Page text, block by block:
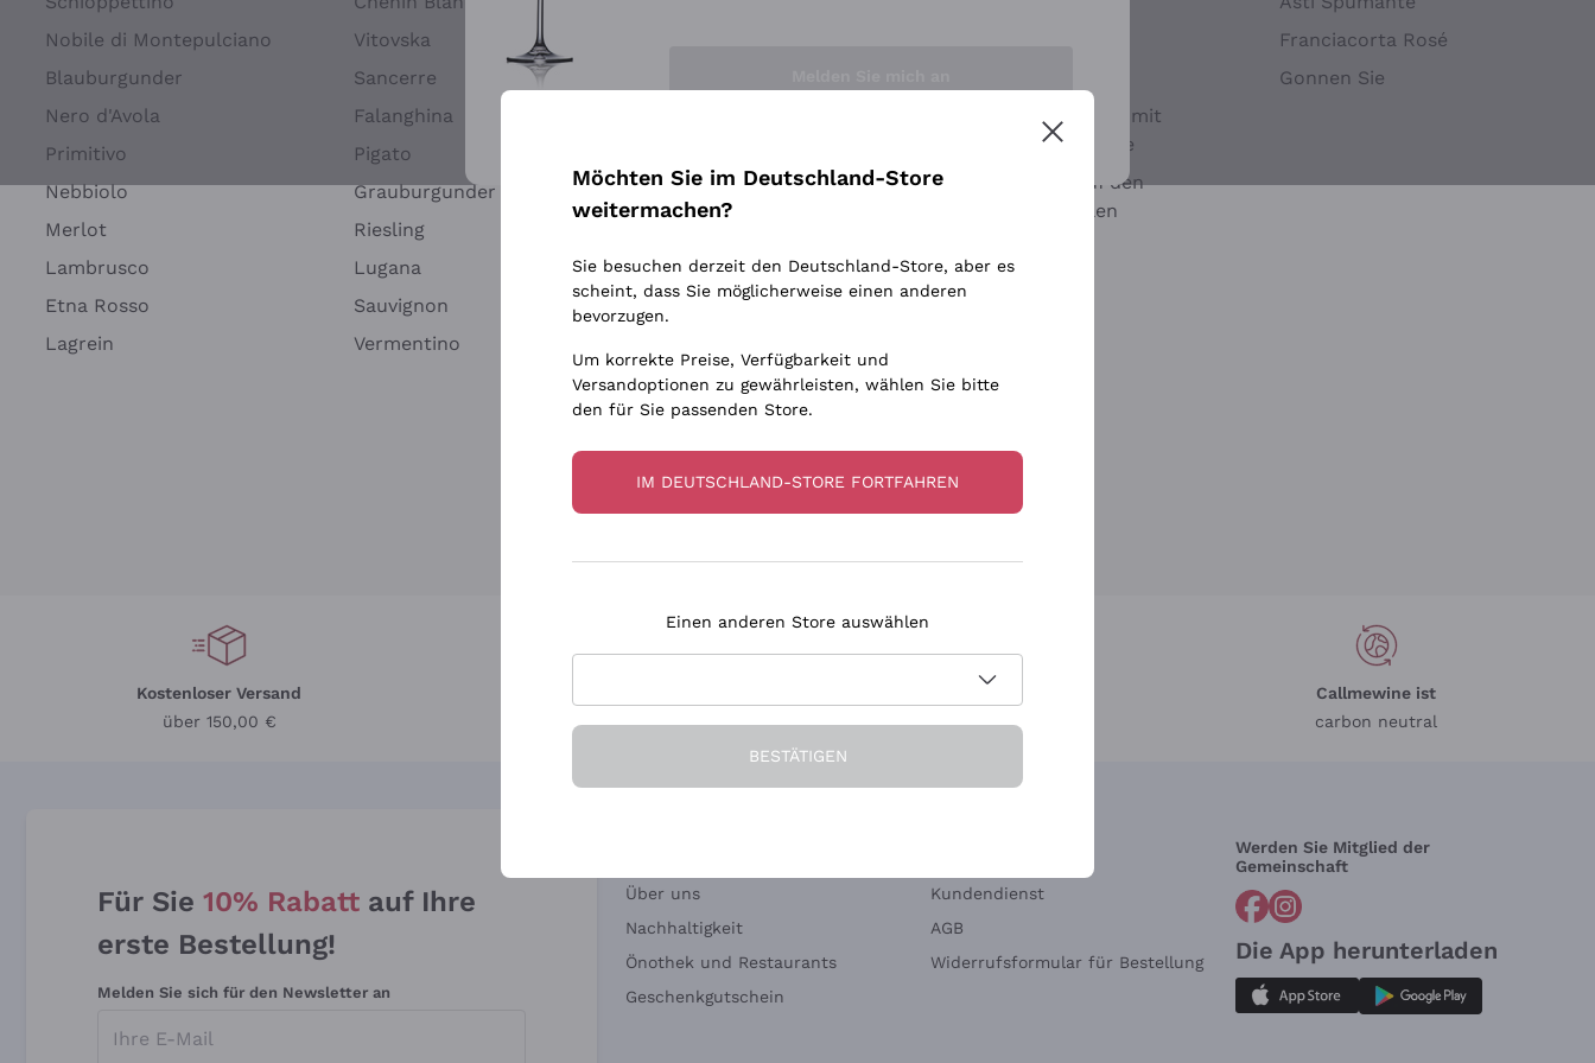
Nobile di Montepulciano
Blauburgunder
Nero d'Avola
Primitivo
Nebbiolo
Merlot
Lambrusco
Etna Rosso
Lagrein
Vitovska
Sancerre
Falanghina
Pigato
Grauburgunder
Riesling
Lugana
Sauvignon
Vermentino
Ca' dei Frati
Biondi Santi
Quintarelli Giuseppe
Rinaldi Giuseppe
Egly Ouriet
Jacquesson
Agrapart
Ohne Sulfit oder mit
minimalen Sulfite
Maischung auf den
Traubenschalen
Franciacorta Rosé
Gonnen Sie
Kostenloser Versand
über 150,00 €
in Deutschland
in 3 Raten
Callmewine ist
carbon neutral
Für Sie 10% Rabatt auf Ihre
erste Bestellung!
Melden Sie sich für den Newsletter an
Über uns
Nachhaltigkeit
Önothek und Restaurants
Geschenkgutschein
Kundendienst
AGB
Widerrufsformular für Bestellung
Werden Sie Mitglied der
Gemeinschaft
Die App herunterladen
Möchten Sie im Deutschland-Store
weitermachen?
Sie besuchen derzeit den Deutschland-Store, aber es
scheint, dass Sie möglicherweise einen anderen
bevorzugen.
Um korrekte Preise, Verfügbarkeit und
Versandoptionen zu gewährleisten, wählen Sie bitte
den für Sie passenden Store.
IM DEUTSCHLAND-STORE FORTFAHREN
Einen anderen Store auswählen
BESTÄTIGEN